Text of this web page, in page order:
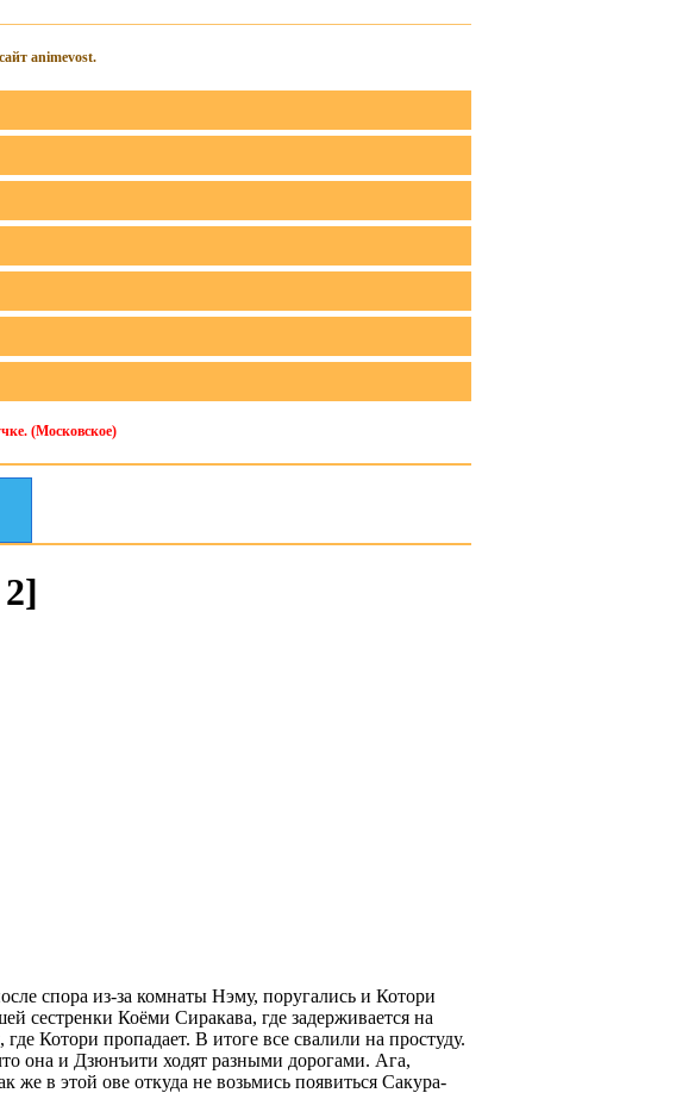
animevost.
(Московское)
спора из-за комнаты Нэму, поругались и Котори
сестренки Коёми Сиракава, где задерживается на
Котори пропадает. В итоге все свалили на простуду.
она и Дзюнъити ходят разными дорогами. Ага,
же в этой ове откуда не возьмись появиться Сакура-